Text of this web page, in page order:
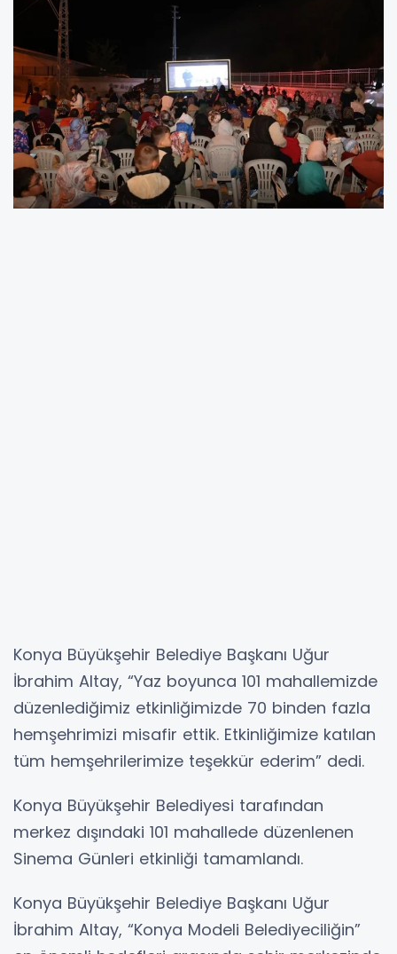
Konya Büyükşehir Belediye Başkanı Uğur
İbrahim Altay, “Yaz boyunca 101 mahallemizde
düzenlediğimiz etkinliğimizde 70 binden fazla
hemşehrimizi misafir ettik. Etkinliğimize katılan
tüm hemşehrilerimize teşekkür ederim” dedi.
Konya Büyükşehir Belediyesi tarafından
merkez dışındaki 101 mahallede düzenlenen
Sinema Günleri etkinliği tamamlandı.
Konya Büyükşehir Belediye Başkanı Uğur
İbrahim Altay, “Konya Modeli Belediyeciliğin”